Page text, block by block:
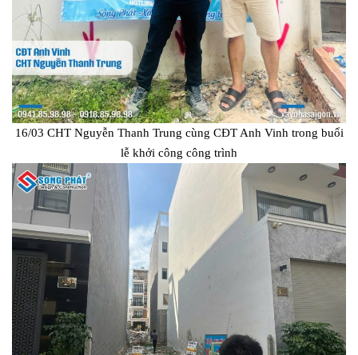
16/03 CHT Nguyễn Thanh Trung cùng CĐT Anh Vinh trong buổi
lễ khởi công công trình